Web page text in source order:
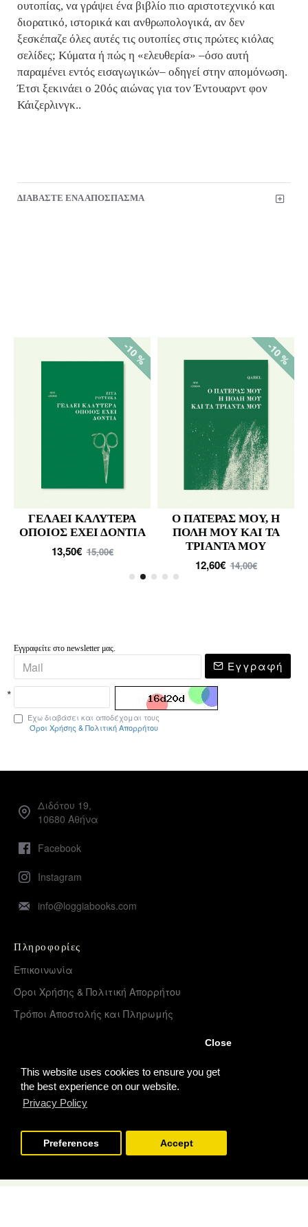
This website uses cookies to ensure you get
the best experience on our website.
Privacy Policy
Close
Preferences Accept
ουτοπίας, να γράψει ένα βιβλίο πιο αριστοτεχνικό και
διορατικό, ιστορικά και ανθρωπολογικά, αν δεν
ξεσκέπαζε όλες αυτές τις ουτοπίες στις πρώτες κιόλας
σελίδες; Κύματα ή πώς η «ελευθερία» –όσο αυτή
παραμένει εντός εισαγωγικών– οδηγεί στην απομόνωση.
Έτσι ξεκινάει ο 20ός αιώνας για τον Έντουαρντ φον
Κάιζερλινγκ..
ΔΙΑΒΑΣΤΕ ΕΝΑ ΑΠΟΣΠΑΣΜΑ
-10 %
ΓΕΛΑΕΙ ΚΑΛΥΤΕΡΑ
ΟΠΟΙΟΣ ΕΧΕΙ ΔΟΝΤΙΑ
13,50€ 15,00€
-10 %
Ο ΠΑΤΕΡΑΣ ΜΟΥ, Η
ΠΟΛΗ ΜΟΥ ΚΑΙ ΤΑ
ΤΡΙΑΝΤΑ ΜΟΥ
12,60€ 14,00€
Εγγραφείτε στο newsletter μας.
Εγγραφή
Έχω διαβάσει και αποδέχομαι τους
Όροι Χρήσης & Πολιτική Απορρήτου
Διδότου 19,
10680 Αθήνα
Facebook
Instagram
info@loggiabooks.com
Πληροφορίες
Επικοινωνία
Όροι Χρήσης & Πολιτική Απορρήτου
Τρόποι Αποστολής και Πληρωμής
Λογαριασμός
Σύνδεση
Εγγραφή